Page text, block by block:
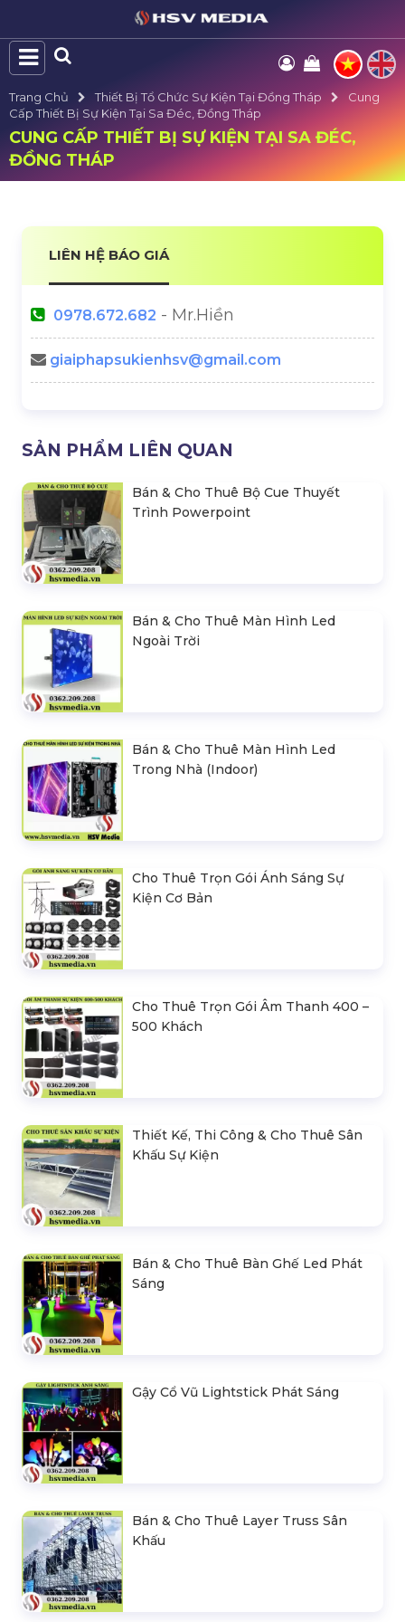
Trang Chủ Thiết Bị Tổ Chức Sự Kiện Tại Đồng Tháp
Cung
Cấp Thiết Bị Sự Kiện Tại Sa Đéc, Đồng Tháp
CUNG CẤP THIẾT BỊ SỰ KIỆN TẠI SA ĐÉC,
ĐỒNG THÁP
LIÊN HỆ BÁO GIÁ
0978.672.682 - Mr.Hiền
giaiphapsukienhsv@gmail.com
SẢN PHẨM LIÊN QUAN
Bán & Cho Thuê Bộ Cue Thuyết
Trình Powerpoint
Bán & Cho Thuê Màn Hình Led
Ngoài Trời
Bán & Cho Thuê Màn Hình Led
Trong Nhà (Indoor)
Cho Thuê Trọn Gói Ánh Sáng Sự
Kiện Cơ Bản
Cho Thuê Trọn Gói Âm Thanh 400 –
500 Khách
Thiết Kế, Thi Công & Cho Thuê Sân
Khấu Sự Kiện
Bán & Cho Thuê Bàn Ghế Led Phát
Sáng
Gậy Cổ Vũ Lightstick Phát Sáng
Bán & Cho Thuê Layer Truss Sân
Khấu